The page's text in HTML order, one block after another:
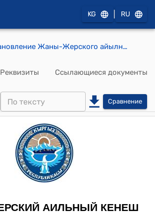
KG RU
Постановление Жаны-Жерского айылного кенеша от 3-апреля 2017-года № 5-27/3 "«О выделении материальной помощи»"
Реквизиты Ссылающиеся документы
Сравнение